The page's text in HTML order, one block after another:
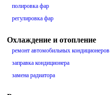
полировка фар
регулировка фар
Охлаждение и отопление
ремонт автомобильных кондиционеров
заправка кондиционера
замена радиатора